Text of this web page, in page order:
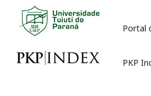
Portal
PKP